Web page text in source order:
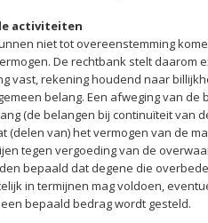
activiteiten
niet tot overeenstemming
De rechtbank stelt daarom
vast, rekening houdend naar
belang. Een afweging van de
(de belangen bij continuïteit van
(delen van) het vermogen van de
tegen vergoeding van de
bepaald dat degene die
in termijnen mag voldoen,
bepaald bedrag wordt gesteld.